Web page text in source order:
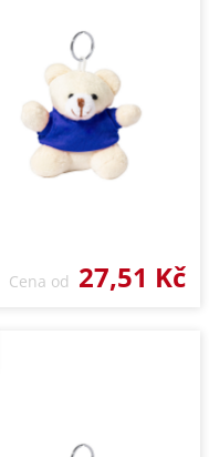
Cena od 27,51 Kč